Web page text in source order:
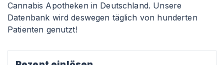
Cannabis Apotheken in Deutschland. Unsere
Datenbank wird deswegen täglich von hunderten
Patienten genutzt!